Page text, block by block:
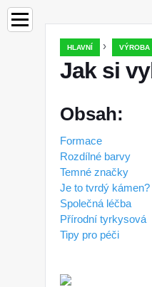
HLAVNÍ › VÝROBA
Jak si
Obsah:
Formace
Rozdílné barvy
Temné značky
Je to tvrdý kámen?
Společná léčba
Přírodní tyrkysová
Tipy pro péči